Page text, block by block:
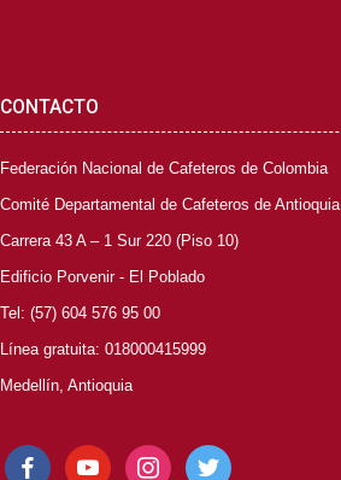
CONTACTO
Federación Nacional de Cafeteros de Colombia
Comité Departamental de Cafeteros de Antioquia
Carrera 43 A – 1 Sur 220 (Piso 10)
Edificio Porvenir - El Poblado
Tel: (57) 604 576 95 00
Línea gratuita: 018000415999
Medellín, Antioquia
facebookyoutube instagramtwitter